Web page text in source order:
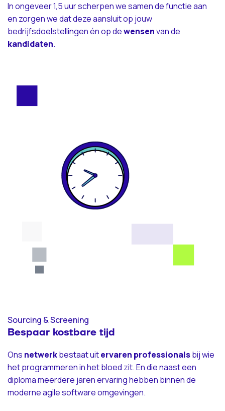
In ongeveer 1,5 uur scherpen we samen de functie aan
en zorgen we dat deze aansluit op jouw
bedrijfsdoelstellingen én op dewensenvan de
kandidaten.
Sourcing & Screening
Bespaar kostbare tijd
Ons netwerkbestaat uitervaren professionalsbij wie
het programmeren in het bloed zit. En die naast een
diploma meerdere jaren ervaring hebben binnen de
moderne agile software omgevingen.